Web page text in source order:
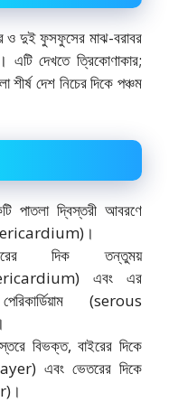
ও দুই ফুসফুসের মাঝ-বরাবর
এটি দেখতে ত্রিকোণাকার;
দেশ নিচের দিকে পঞ্চম
পাতলা দ্বিস্তরী আবরণে
(pericardium)।
দিক তন্তুময়
এবং এর
(serous
বিভক্ত, বাইরের দিকে
এবং ভেতরের দিকে